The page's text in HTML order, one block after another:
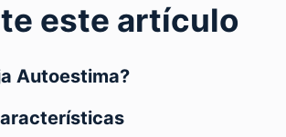
este artículo
Autoestima?